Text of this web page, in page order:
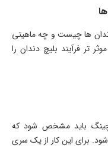
ها چیست و چه ماهیتی
تر فرآیند بلیچ دندان را
باید مشخص شود که
برای این کار از یک سری